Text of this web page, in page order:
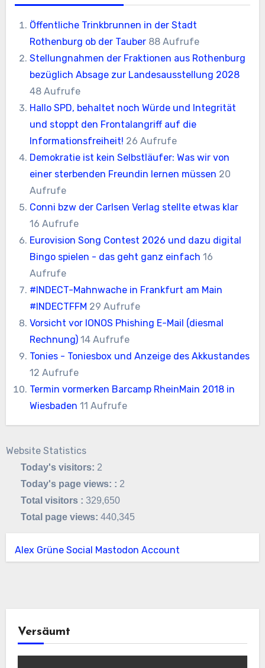
Öffentliche Trinkbrunnen in der Stadt
Rothenburg ob der Tauber 88 Aufrufe
Stellungnahmen der Fraktionen aus Rothenburg
bezüglich Absage zur Landesausstellung 2028
48 Aufrufe
Hallo SPD, behaltet noch Würde und Integrität
und stoppt den Frontalangriff auf die
Informationsfreiheit! 26 Aufrufe
Demokratie ist kein Selbstläufer: Was wir von
einer sterbenden Freundin lernen müssen 20
Aufrufe
Conni bzw der Carlsen Verlag stellte etwas klar
16 Aufrufe
Eurovision Song Contest 2026 und dazu digital
Bingo spielen - das geht ganz einfach 16
Aufrufe
#INDECT-Mahnwache in Frankfurt am Main
#INDECTFFM 29 Aufrufe
Vorsicht vor IONOS Phishing E-Mail (diesmal
Rechnung) 14 Aufrufe
Tonies - Toniesbox und Anzeige des Akkustandes
12 Aufrufe
Termin vormerken Barcamp RheinMain 2018 in
Wiesbaden 11 Aufrufe
Website Statistics
Today's visitors: 2
Today's page views: : 2
Total visitors :329,650
Total page views:440,345
Alex Grüne Social Mastodon Account
Versäumt